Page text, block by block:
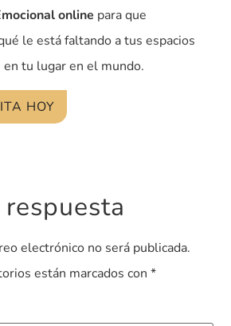
online para que
le está faltando a tus espacios
tu lugar en el mundo.
HOY
electrónico no será publicada.
están marcados con*